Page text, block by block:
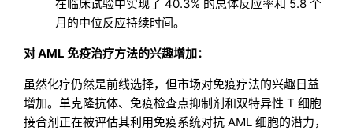
在临床试验中实现了 40.3% 的总体反应率和 5.8 个
月的中位反应持续时间。
对 AML 免疫治疗方法的兴趣增加：
虽然化疗仍然是前线选择，但市场对免疫疗法的兴趣日益
增加。单克隆抗体、免疫检查点抑制剂和双特异性 T 细胞
接合剂正在被评估其利用免疫系统对抗 AML 细胞的潜力，